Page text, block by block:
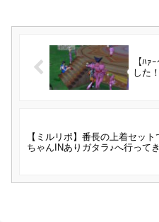
【ﾊｧ
した！
【ミルリポ】番長の上着セット
ちゃんINありガタラ♪へ行って